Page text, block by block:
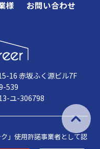
様 お問い合わせ
16 赤坂ふく源ビル7F
539
ユ-306798
」使用許諾事業者として認